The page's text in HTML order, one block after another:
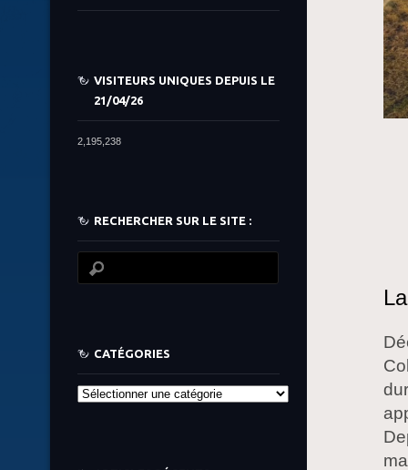
VISITEURS UNIQUES DEPUIS LE
21/04/26
2,195,238
RECHERCHER SUR LE SITE :
CATÉGORIES
Catégories